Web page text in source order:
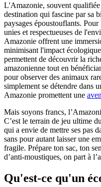
L'Amazonie, souvent
destination qui fascine par sa
paysages époustouflants.
unies et respectueuses de
Amazonie offrent une
minimisant l'impact
permettent de découvrir la
amazonienne tout en
pour observer des animaux
simplement se détendre dans
Amazonie promettent une
Mais soyons francs,
C’est le terrain de jeu ultime
qui a envie de mettre ses pas
sans pour autant laisser une
fragile. Prépare ton sac, ton
d’anti-moustiques, on part à
Qu'est-ce qu'un